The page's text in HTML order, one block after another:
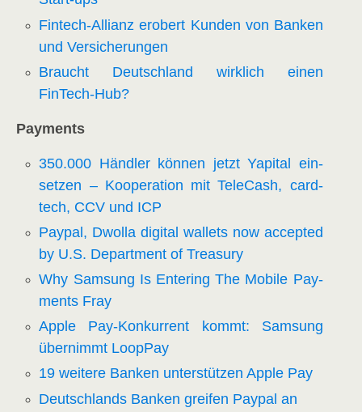
Fin­tech-Alli­anz erobert Kun­den von Ban­ken
und Versicherungen
Braucht Deutsch­land wirk­lich einen
FinTech-Hub?
Pay­ments
350.000 Händ­ler kön­nen jetzt Yapi­tal ein­
set­zen – Koope­ra­ti­on mit Tele­Cash, card­
tech, CCV und ICP
Pay­pal, Dwolla digi­tal wal­lets now accept­ed
by U.S. Depart­ment of Treasury
Why Sam­sung Is Ente­ring The Mobi­le Pay­
ments Fray
Apple Pay-Kon­kur­rent kommt: Sam­sung
über­nimmt LoopPay
19 wei­te­re Ban­ken unter­stüt­zen Apple Pay
Deutsch­lands Ban­ken grei­fen Pay­pal an